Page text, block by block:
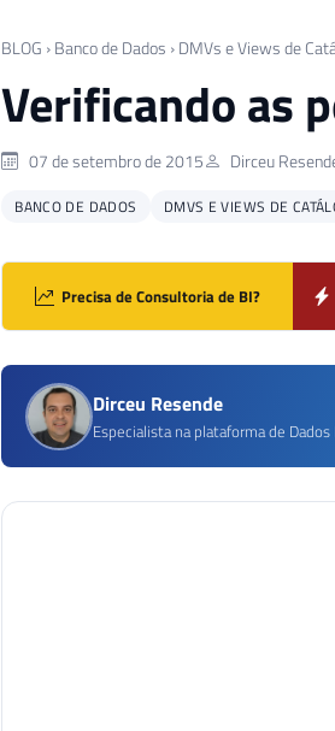
BLOG › Banco de Dados › DMVs e Views de
Verificando as
07 de setembro de 2015 Dirceu
BANCO DE DADOS DMVS E VIEWS DE
Precisa de Consultoria de BI?
Dirceu Resende
Especialista na plataforma de